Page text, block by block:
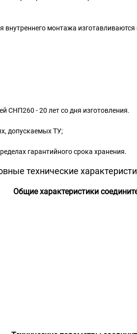
монтажа
СНП260 - 20 лет со дня изготовления.
допускаемых ТУ;
гарантийного срока хранения.
технические
Общие характеристики